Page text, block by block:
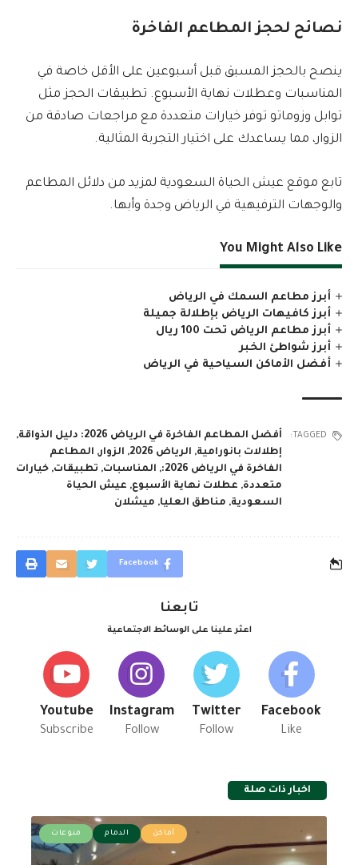
نصائح لحجز المطاعم الفاخرة
ينصح بالحجز المسبق قبل أسبوعين على الأقل خاصة في
المناسبات وعطلات نهاية الأسبوع. تطبيقات الحجز مثل
توابل وزوماتو توفر خيارات متعددة مع مراجعات صادقة من
الزوار، مما يساعدك على اختيار التجربة المثالية.
تابع موقع عيش الحياة السعودية لمزيد من دلائل المطاعم
والوجهات الترفيهية في الرياض وجدة وأبها.
You Might Also Like
أبرز مطاعم السمك في الرياض
أبرز كافيهات الرياض بإطلالة جميلة
أبرز مطاعم الرياض تحت 100 ريال
أبرز شواطئ الخبر
أفضل الأماكن السياحية في الرياض
TAGGED: أفضل المطاعم الفاخرة في الرياض 2026: دليل الذواقة
,
إطلالات بانورامية, الرياض 2026 , الزوار, المطاعم
الفاخرة في الرياض 2026:
, المناسبات, تطبيقات, خيارات
متعددة, عطلات نهاية الأسبوع, عيش الحياة
السعودية, مناطق العليا, ميشلان
Facebook
تابعنا
اعثر علينا على الوسائط الاجتماعية
Facebook
Like
Twitter
Follow
Instagram
Follow
Youtube
Subscribe
اخبار ذات صلة
أماكن الدمام منوعات